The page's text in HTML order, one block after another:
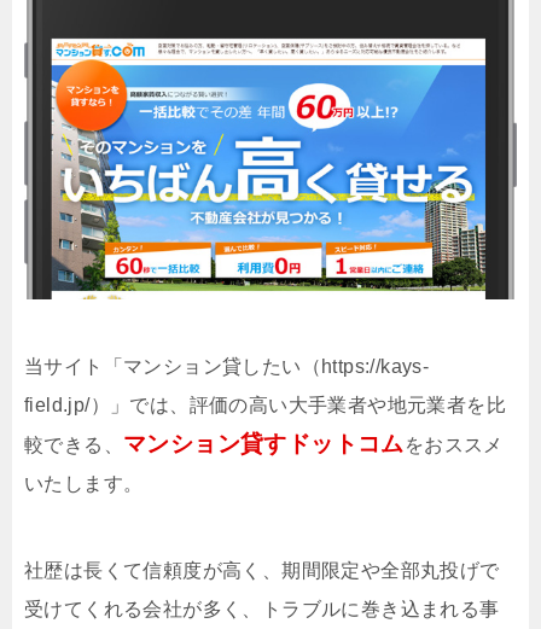
当サイト「マンション貸したい（https://kays-
field.jp/）」では、評価の高い大手業者や地元業者を比
較できる、 マンション貸すドットコム をおススメ
いたします。
社歴は長くて信頼度が高く、期間限定や全部丸投げで
受けてくれる会社が多く、トラブルに巻き込まれる事